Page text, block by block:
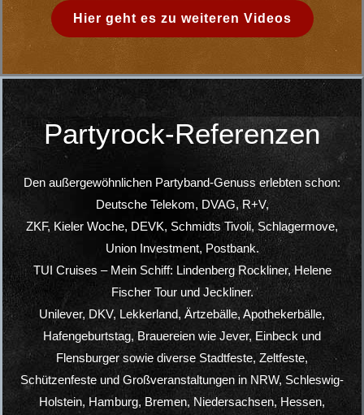
Weitere Informationen
‚
Dankeschön, Album
Sie sehen gerade einen Platzhalterinhalt von
Spotify. Um auf den eigentlichen Inhalt
zuzugreifen, klicken Sie auf den Button unten.
Bitte beachten Sie, dass dabei Daten an
Drittanbieter weitergegeben werden.
Inhalt entsperren
Weitere Informationen